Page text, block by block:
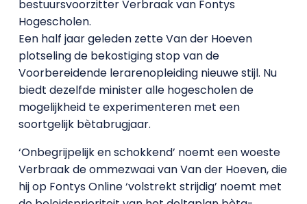
bestuursvoorzitter Verbraak van Fontys
Hogescholen.
Een half jaar geleden zette Van der Hoeven
plotseling de bekostiging stop van de
Voorbereidende lerarenopleiding nieuwe stijl. Nu
biedt dezelfde minister alle hogescholen de
mogelijkheid te experimenteren met een
soortgelijk bètabrugjaar.
‘Onbegrijpelijk en schokkend’ noemt een woeste
Verbraak de ommezwaai van Van der Hoeven, die
hij op Fontys Online ‘volstrekt strijdig’ noemt met